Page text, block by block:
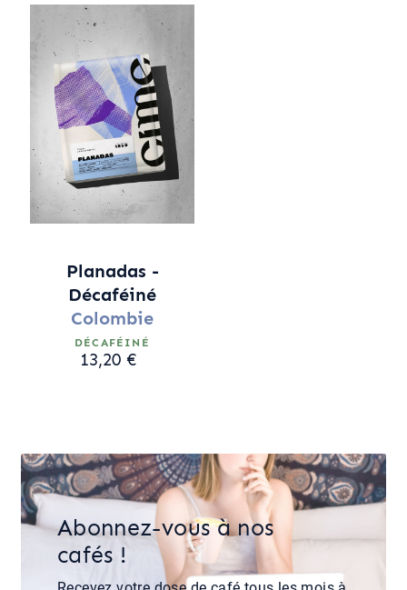
Planadas -
Décaféiné
Colombie
DÉCAFÉINÉ
13,20 €
Abonnez-vous à nos
cafés !